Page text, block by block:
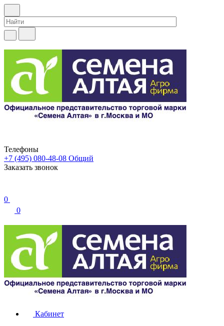
Телефоны
+7 (495) 080-48-08 Общий
Заказать звонок
0
0
Кабинет